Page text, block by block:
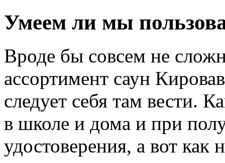
Умеем ли мы
Вроде бы совсем не
ассортимент саун
следует себя там вести.
в школе и дома и при
удостоверения, а вот